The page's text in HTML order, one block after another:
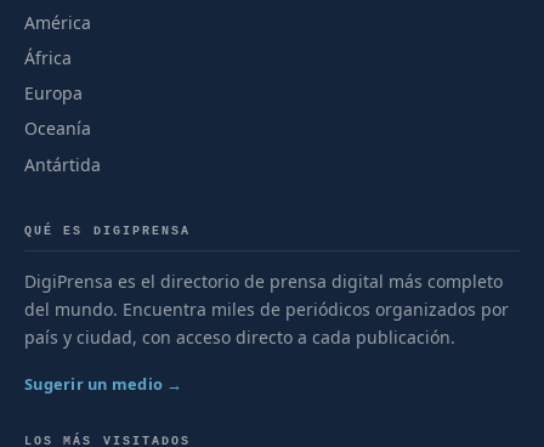
América
África
Europa
Oceanía
Antártida
QUÉ ES DIGIPRENSA
DigiPrensa es el directorio de prensa digital más completo
del mundo. Encuentra miles de periódicos organizados por
país y ciudad, con acceso directo a cada publicación.
Sugerir un medio →
LOS MÁS VISITADOS